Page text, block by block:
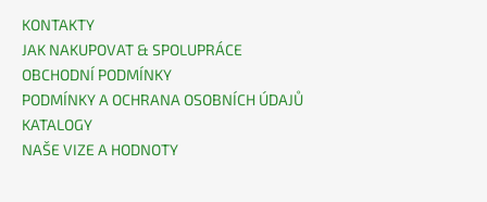
KONTAKTY
JAK NAKUPOVAT & SPOLUPRÁCE
OBCHODNÍ PODMÍNKY
PODMÍNKY A OCHRANA OSOBNÍCH ÚDAJŮ
KATALOGY
NAŠE VIZE A HODNOTY